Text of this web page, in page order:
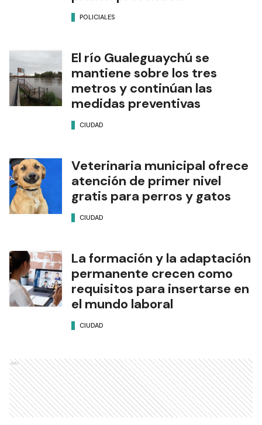
POLICIALES
El río Gualeguaychú se
mantiene sobre los tres
metros y continúan las
medidas preventivas
CIUDAD
Veterinaria municipal ofrece
atención de primer nivel
gratis para perros y gatos
CIUDAD
La formación y la adaptación
permanente crecen como
requisitos para insertarse en
el mundo laboral
CIUDAD
Ads